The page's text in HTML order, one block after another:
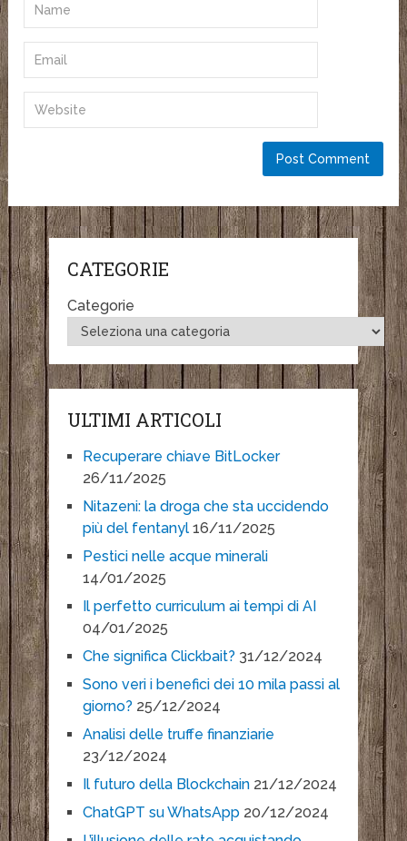
CATEGORIE
Categorie
ULTIMI ARTICOLI
Recuperare chiave BitLocker
26/11/2025
Nitazeni: la droga che sta uccidendo
più del fentanyl 16/11/2025
Pestici nelle acque minerali
14/01/2025
Il perfetto curriculum ai tempi di AI
04/01/2025
Che significa Clickbait? 31/12/2024
Sono veri i benefici dei 10 mila passi al
giorno? 25/12/2024
Analisi delle truffe finanziarie
23/12/2024
Il futuro della Blockchain 21/12/2024
ChatGPT su WhatsApp 20/12/2024